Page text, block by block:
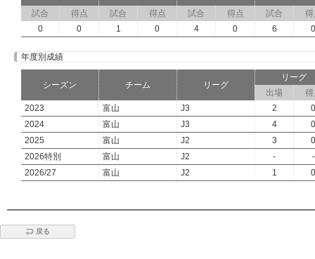
試合
得点 試合 得点 試合 得点 試合
得
0
0 1 0 4 0 6 0
年度別成績
シーズン チーム リーグ
リーグ
出場
得
2023
富山 J3 2
0
2024
富山 J3 4
0
2025
富山 J2 3
0
2026特別
富山 J2 -
-
2026/27
富山 J2 1 0
戻る